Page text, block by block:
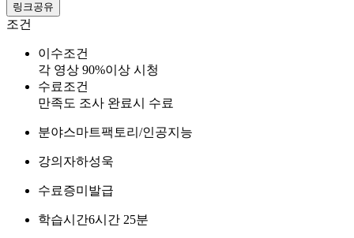
링크공유
조건
이수조건
각 영상 90%이상 시청
수료조건
만족도 조사 완료시 수료
분야스마트팩토리/인공지능
강의자하성욱
수료증미발급
학습시간6시간 25분